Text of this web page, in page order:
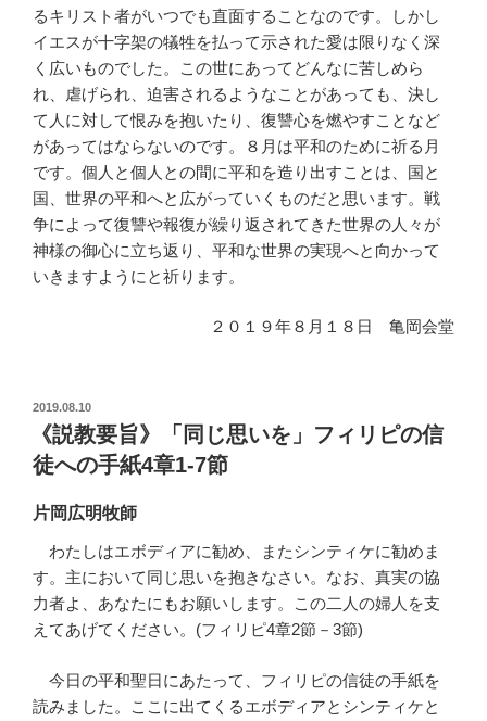
るキリスト者がいつでも直面することなのです。しかし
イエスが十字架の犠牲を払って示された愛は限りなく深
く広いものでした。この世にあってどんなに苦しめら
れ、虐げられ、迫害されるようなことがあっても、決し
て人に対して恨みを抱いたり、復讐心を燃やすことなど
があってはならないのです。８月は平和のために祈る月
です。個人と個人との間に平和を造り出すことは、国と
国、世界の平和へと広がっていくものだと思います。戦
争によって復讐や報復が繰り返されてきた世界の人々が
神様の御心に立ち返り、平和な世界の実現へと向かって
いきますようにと祈ります。
２０１９年８月１８日 亀岡会堂
投
日:
2019.08.10
《説教要旨》「同じ思いを」フィリピの信
徒への手紙4章1-7節
片岡広明牧師
わたしはエボディアに勧め、またシンティケに勧めま
す。主において同じ思いを抱きなさい。なお、真実の協
力者よ、あなたにもお願いします。この二人の婦人を支
えてあげてください。(フィリピ4章2節－3節)
今日の平和聖日にあたって、フィリピの信徒の手紙を
読みました。ここに出てくるエボディアとシンティケと